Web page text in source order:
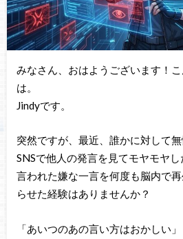
みなさん、おはようございます！
は。
Jindyです。
突然ですが、最近、誰かに対して無
SNSで他人の発言を見てモヤモヤ
言われた嫌な一言を何度も脳内で
らせた経験はありませんか？
「あいつのあの言い方はおかしい